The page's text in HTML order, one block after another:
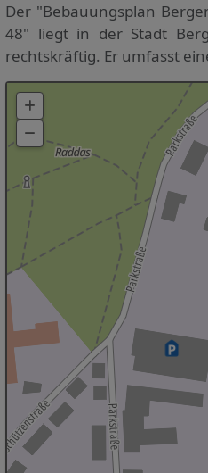
Der "Bebauungsplan
48" liegt in der Stadt
rechtskräftig. Er umfasst